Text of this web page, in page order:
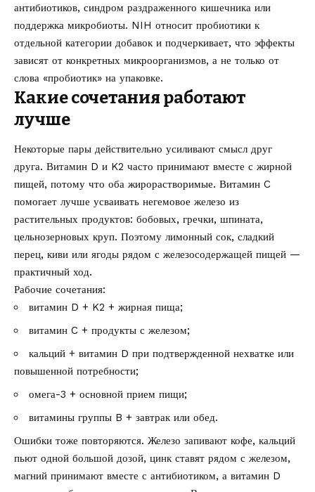
антибиотиков, синдром раздраженного кишечника или
поддержка микробиоты. NIH относит пробиотики к
отдельной категории добавок и подчеркивает, что эффекты
зависят от конкретных микроорганизмов, а не только от
слова «пробиотик» на упаковке.
Какие сочетания работают
лучше
Некоторые пары действительно усиливают смысл друг
друга. Витамин D и K2 часто принимают вместе с жирной
пищей, потому что оба жирорастворимые. Витамин C
помогает лучше усваивать негемовое железо из
растительных продуктов: бобовых, гречки, шпината,
цельнозерновых круп. Поэтому лимонный сок, сладкий
перец, киви или ягоды рядом с железосодержащей пищей —
практичный ход.
Рабочие сочетания:
витамин D + K2 + жирная пища;
витамин C + продукты с железом;
кальций + витамин D при подтвержденной нехватке или
повышенной потребности;
омега-3 + основной прием пищи;
витамины группы B + завтрак или обед.
Ошибки тоже повторяются. Железо запивают кофе, кальций
пьют одной большой дозой, цинк ставят рядом с железом,
магний принимают вместе с антибиотиком, а витамин D